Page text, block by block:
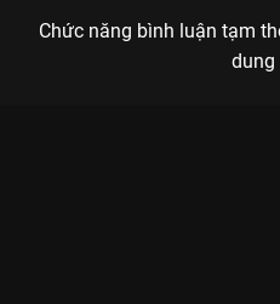
Chức năng bình luận tạm
dung